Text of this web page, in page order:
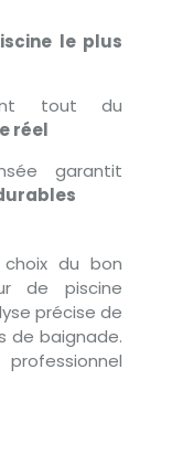
le plus
tout du
réel
garantit
choix du bon
de piscine
précise de
de baignade.